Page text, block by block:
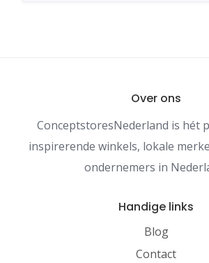
Over ons
ConceptstoresNederland is hét
inspirerende winkels, lokale
ondernemers in
Handige links
Blog
Contact